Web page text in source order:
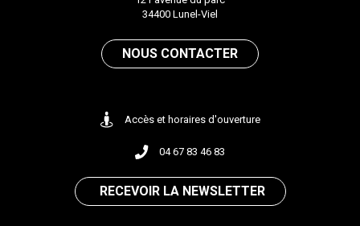
34400 Lunel-Viel
NOUS CONTACTER
Accès et horaires d'ouverture
04 67 83 46 83
RECEVOIR LA NEWSLETTER